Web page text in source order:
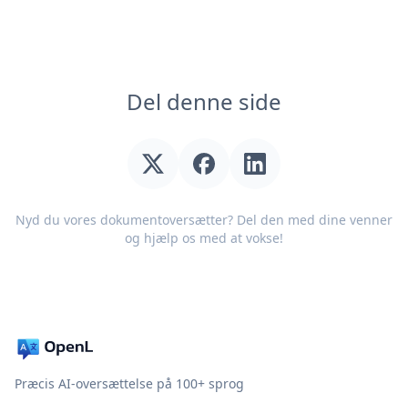
Del denne side
Nyd du vores dokumentoversætter? Del den med dine venner
og hjælp os med at vokse!
Præcis AI-oversættelse på 100+ sprog